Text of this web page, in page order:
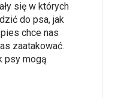
się w których
do psa, jak
chce nas
zaatakować.
psy mogą